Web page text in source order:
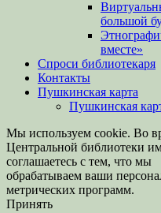
большой
вместе»
Спроси библиотекаря
Контакты
Пушкинская карта
Пушкинская
Мы используем cookie. Во
Центральной библиотеки
соглашаетесь с тем, что мы
обрабатываем ваши
метрических программ.
Принять